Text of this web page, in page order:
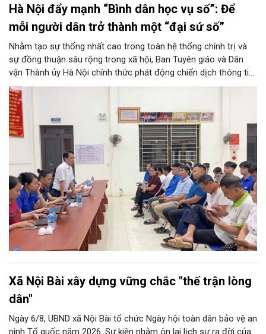
Hà Nội đẩy mạnh “Bình dân học vụ số”: Để
mỗi người dân trở thành một “đại sứ số”
Nhằm tạo sự thống nhất cao trong toàn hệ thống chính trị và
sự đồng thuận sâu rộng trong xã hội, Ban Tuyên giáo và Dân
vận Thành ủy Hà Nội chính thức phát động chiến dịch thông tin,
tuyên truyền về Phong trào “Bình dân học vụ số”. Chương trình
không chỉ góp phần tăng tốc thực hiện Nghị quyết số 57-
NQ/TW của Thủ đô, mà còn khơi dậy tinh thần học tập suốt
đời, đưa tri thức và kỹ năng số thấm sâu vào mọi mặt đời sống.
Đây được xem là bước đi chiến lược để hình thành nét văn hóa
học tập mới, hướng tới phát triển toàn diện lực lượng công dân
số, xã hội số và xã hội học tập trên địa bàn thành phố.
Xã Nội Bài xây dựng vững chắc "thế trận lòng
dân"
Ngày 6/8, UBND xã Nội Bài tổ chức Ngày hội toàn dân bảo vệ an
ninh Tổ quốc năm 2026. Sự kiện nhằm ôn lại lịch sự ra đời của